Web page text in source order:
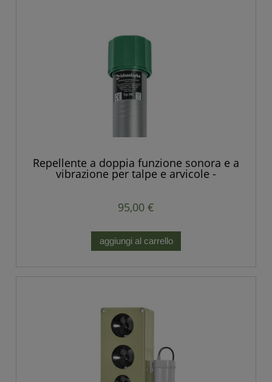
Repellente a doppia funzione sonora e a
vibrazione per talpe e arvicole -
Produzione europea.
95,00 €
aggiungi al carrello